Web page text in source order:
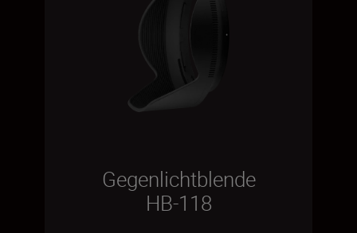
Gegenlichtblende
HB-118